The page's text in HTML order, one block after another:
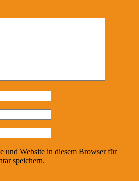
und Website in diesem Browser für
speichern.